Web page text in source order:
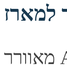
מאוורר Antec שקט למארז, משפר זרימת אוויר ומראה אסתטי.